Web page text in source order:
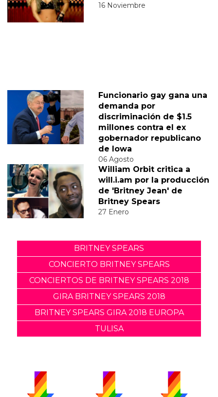
16 Noviembre
Funcionario gay gana una
demanda por
discriminación de $1.5
millones contra el ex
gobernador republicano
de Iowa
06 Agosto
William Orbit critica a
will.i.am por la producción
de 'Britney Jean' de
Britney Spears
27 Enero
BRITNEY SPEARS
CONCIERTO BRITNEY SPEARS
CONCIERTOS DE BRITNEY SPEARS 2018
GIRA BRITNEY SPEARS 2018
BRITNEY SPEARS GIRA 2018 EUROPA
TULISA